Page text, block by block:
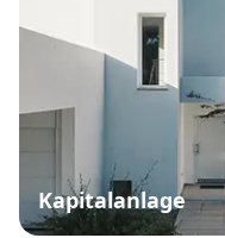
Kapitalanlage